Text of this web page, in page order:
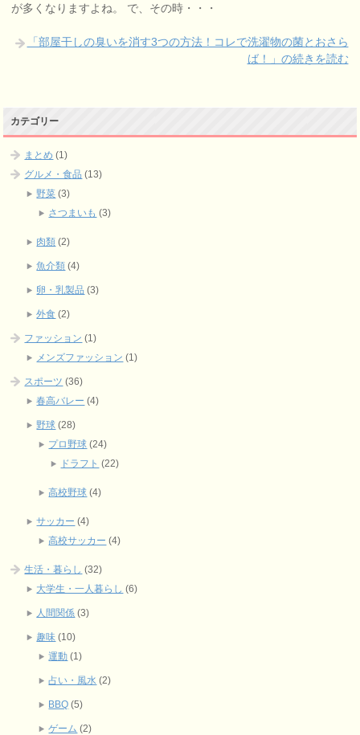
が多くなりますよね。 で、その時・・・
「部屋干しの臭いを消す3つの方法！コレで洗濯物の菌とおさら
ば！」の続きを読む
カテゴリー
まとめ (1)
グルメ・食品 (13)
野菜 (3)
さつまいも (3)
肉類 (2)
魚介類 (4)
卵・乳製品 (3)
外食 (2)
ファッション (1)
メンズファッション (1)
スポーツ (36)
春高バレー (4)
野球 (28)
プロ野球 (24)
ドラフト (22)
高校野球 (4)
サッカー (4)
高校サッカー (4)
生活・暮らし (32)
大学生・一人暮らし (6)
人間関係 (3)
趣味 (10)
運動 (1)
占い・風水 (2)
BBQ (5)
ゲーム (2)